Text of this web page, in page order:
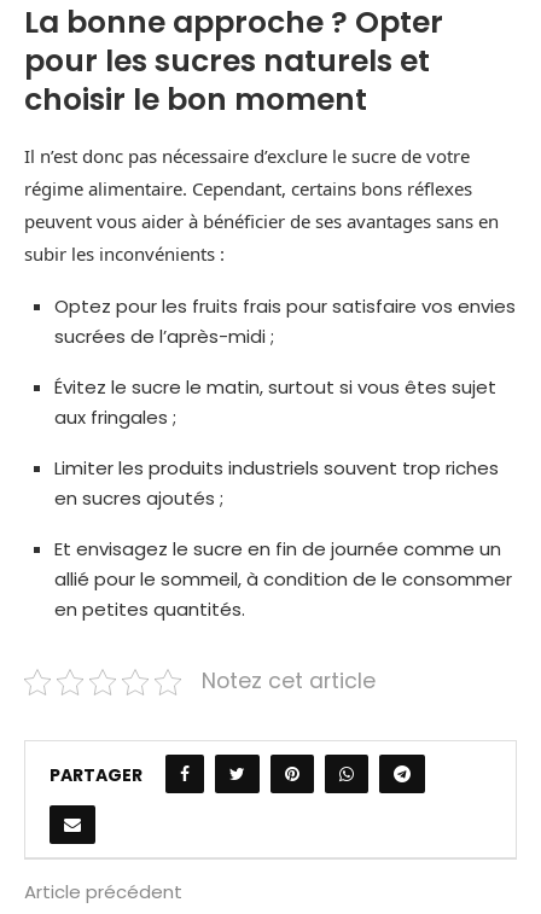
La bonne approche ? Opter
pour les sucres naturels et
choisir le bon moment
Il n’est donc pas nécessaire d’exclure le sucre de votre
régime alimentaire. Cependant, certains bons réflexes
peuvent vous aider à bénéficier de ses avantages sans en
subir les inconvénients :
Optez pour les fruits frais pour satisfaire vos envies
sucrées de l’après-midi ;
Évitez le sucre le matin, surtout si vous êtes sujet
aux fringales ;
Limiter les produits industriels souvent trop riches
en sucres ajoutés ;
Et envisagez le sucre en fin de journée comme un
allié pour le sommeil, à condition de le consommer
en petites quantités.
Notez cet article
PARTAGER
Article précédent